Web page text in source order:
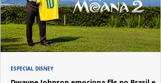
ESPECIAL DISNEY